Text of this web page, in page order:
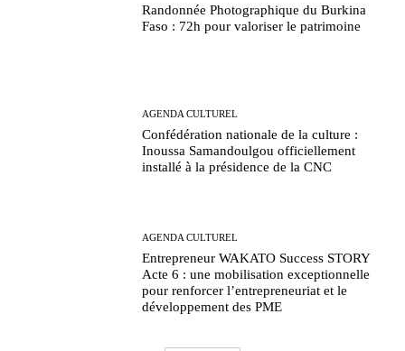
Randonnée Photographique du Burkina
Faso : 72h pour valoriser le patrimoine
AGENDA CULTUREL
Confédération nationale de la culture :
Inoussa Samandoulgou officiellement
installé à la présidence de la CNC
AGENDA CULTUREL
Entrepreneur WAKATO Success STORY
Acte 6 : une mobilisation exceptionnelle
pour renforcer l’entrepreneuriat et le
développement des PME